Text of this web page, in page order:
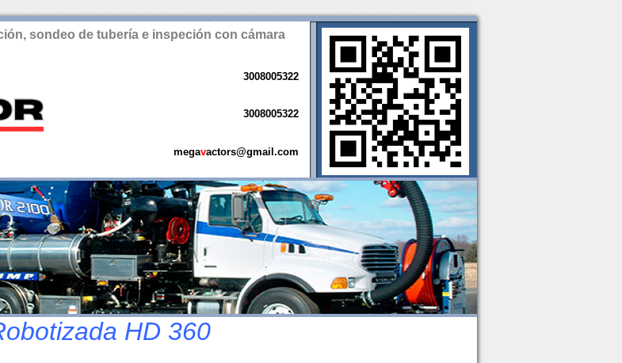
sondeo de tubería e inspeción con cámara
3008005322
3008005322
megavactors@gmail.com
HD 360